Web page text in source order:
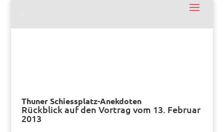
Thuner Schiessplatz-Anekdoten
Rückblick auf den Vortrag vom 13. Februar
2013